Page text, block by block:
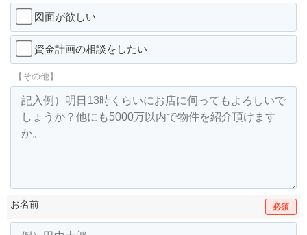
図面が欲しい
資金計画の相談をしたい
【その他】
お名前 必須